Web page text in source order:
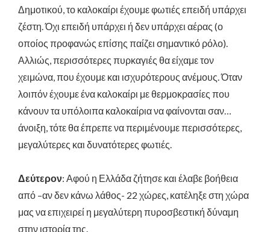
Δημοτικού, το καλοκαίρι έχουμε φωτιές επειδή υπάρχει
ζέστη. Όχι επειδή υπάρχει ή δεν υπάρχει αέρας (ο
οποίος προφανώς επίσης παίζει σημαντικό ρόλο).
Αλλιώς, περισσότερες πυρκαγιές θα είχαμε τον
χειμώνα, που έχουμε και ισχυρότερους ανέμους. Όταν
λοιπόν έχουμε ένα καλοκαίρι με θερμοκρασίες που
κάνουν τα υπόλοιπα καλοκαίρια να φαίνονται σαν…
άνοιξη, τότε θα έπρεπε να περιμένουμε περισσότερες,
μεγαλύτερες και δυνατότερες φωτιές.
Δεύτερον: Αφού η Ελλάδα ζήτησε και έλαβε βοήθεια
από –αν δεν κάνω λάθος- 22 χώρες, κατέληξε στη χώρα
μας να επιχειρεί η μεγαλύτερη πυροσβεστική δύναμη
στην ιστορία της.